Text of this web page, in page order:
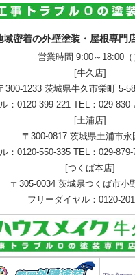
域密着の外壁塗装・屋根専門
営業時間 9:00～18:00（
[牛久店]
300-1233 茨城県牛久市栄町 5-
： 0120-399-221 TEL： 029-830-
[土浦店]
〒300-0817 茨城県土浦市永
： 0120-550-335TEL： 029-879-
[つくば本店]
〒305-0034 茨城県つくば市小
フリーダイヤル： 0120-